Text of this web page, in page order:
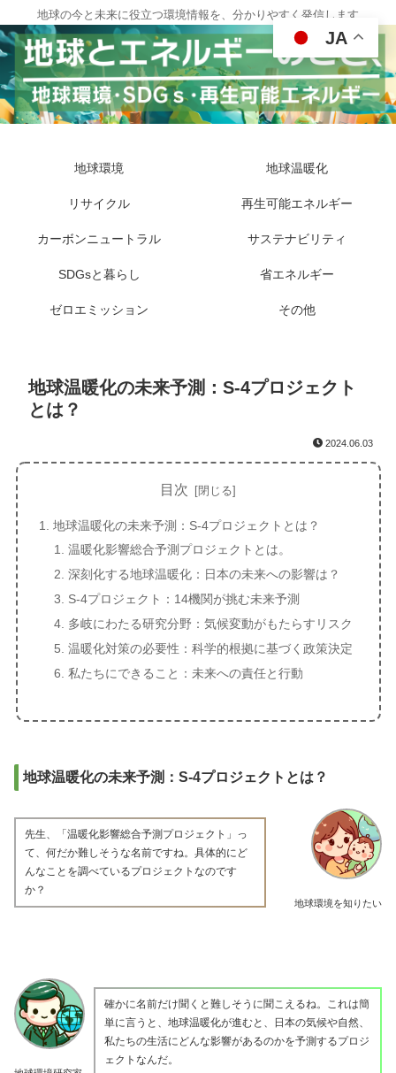
地球の今と未来に役立つ環境情報を、分かりやすく発信します
地球環境 地球温暖化
リサイクル 再生可能エネルギー
カーボンニュートラル サステナビリティ
SDGsと暮らし 省エネルギー
ゼロエミッション その他
地球温暖化の未来予測：S-4プロジェクト
とは？
2024.06.03
目次
地球温暖化の未来予測：S-4プロジェクトとは？
温暖化影響総合予測プロジェクトとは。
深刻化する地球温暖化：日本の未来への影響は？
S-4プロジェクト：14機関が挑む未来予測
多岐にわたる研究分野：気候変動がもたらすリスク
温暖化対策の必要性：科学的根拠に基づく政策決定
私たちにできること：未来への責任と行動
地球温暖化の未来予測：S-4プロジェクトとは？
地球環境を知りたい
先生、「温暖化影響総合予測プロジェクト」っ
て、何だか難しそうな名前ですね。具体的にど
んなことを調べているプロジェクトなのです
か？
確かに名前だけ聞くと難しそうに聞こえるね。これは簡
単に言うと、地球温暖化が進むと、日本の気候や自然、
私たちの生活にどんな影響があるのかを予測するプロジ
ェクトなんだ。
JA